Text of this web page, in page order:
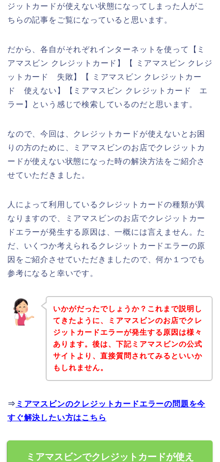
ジットカードが使えない状態になってしまった人がこ
ちらの記事をご覧になっていると思います。
だから、各自がそれぞれインターネットを使って【ミ
アマスビン クレジットカード】【 ミアマスビン クレジ
ットカード 失敗】【 ミアマスビン クレジットカー
ド 使えない】【ミアマスビン クレジットカード エ
ラー】という感じで検索しているのだと思います。
なので、今回は、クレジットカードが使えないとお困
りの方のために、ミアマスビンのお店でクレジットカ
ードが使えない状態になった時の解決方法をご紹介さ
せていただきました。
人によって利用しているクレジットカードの種類が異
なりますので、ミアマスビンのお店でクレジットカー
ドエラーが発生する原因は、一概には言えません。た
だ、いくつか考えられるクレジットカードエラーの原
因をご紹介させていただきましたので、何か１つでも
参考になると幸いです。
いかがだったでしょうか？これまで説明し
てきたように、ミアマスビンのお店でクレ
ジットカードエラーが発生する原因は様々
あります。後は、下記ミアマスビンの公式
サイトより、直接質問されてみるといいか
もしれません。
⇒ ミアマスビンのクレジットカードエラーの問題を今
すぐ解決したい方はこちら
ミアマスビンでクレジットカードが使え